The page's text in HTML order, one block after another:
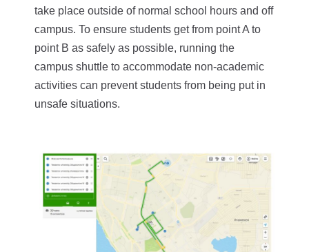
take place outside of normal school hours and off
campus. To ensure students get from point A to
point B as safely as possible, running the
campus shuttle to accommodate non-academic
activities can prevent students from being put in
unsafe situations.